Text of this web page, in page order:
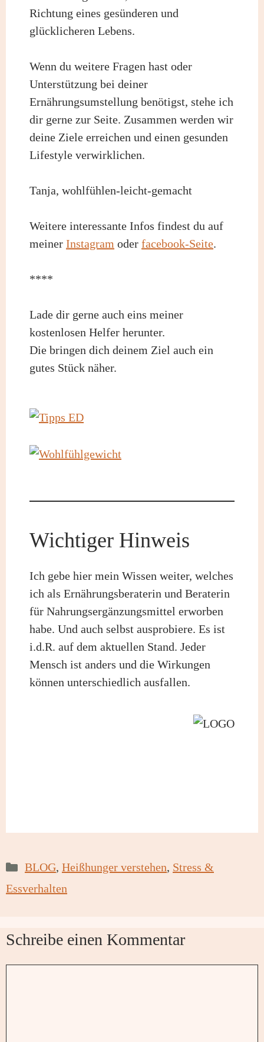
Richtung eines gesünderen und
glücklicheren Lebens.
Wenn du weitere Fragen hast oder
Unterstützung bei deiner
Ernährungsumstellung benötigst, stehe ich
dir gerne zur Seite. Zusammen werden wir
deine Ziele erreichen und einen gesunden
Lifestyle verwirklichen.
Tanja, wohlfühlen-leicht-gemacht
Weitere interessante Infos findest du auf
meiner Instagram oder facebook-Seite.
****
Lade dir gerne auch eins meiner
kostenlosen Helfer herunter.
Die bringen dich deinem Ziel auch ein
gutes Stück näher.
Wichtiger Hinweis
Ich gebe hier mein Wissen weiter, welches
ich als Ernährungsberaterin und Beraterin
für Nahrungsergänzungsmittel erworben
habe. Und auch selbst ausprobiere. Es ist
i.d.R. auf dem aktuellen Stand. Jeder
Mensch ist anders und die Wirkungen
können unterschiedlich ausfallen.
Kategorien
BLOG, Heißhunger verstehen, Stress &
Essverhalten
Schreibe einen Kommentar